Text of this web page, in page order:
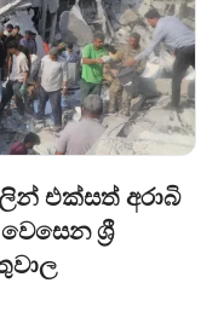
එක්සත් අරාබි
ශ්‍රී